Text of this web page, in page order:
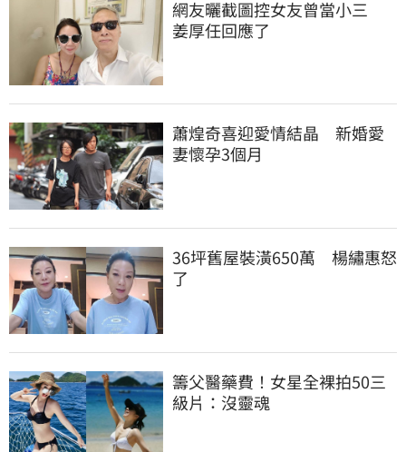
網友曬截圖控女友曾當小三
姜厚任回應了
蕭煌奇喜迎愛情結晶　新婚愛
妻懷孕3個月
36坪舊屋裝潢650萬　楊繡惠怒
了
籌父醫藥費！女星全裸拍50三
級片：沒靈魂